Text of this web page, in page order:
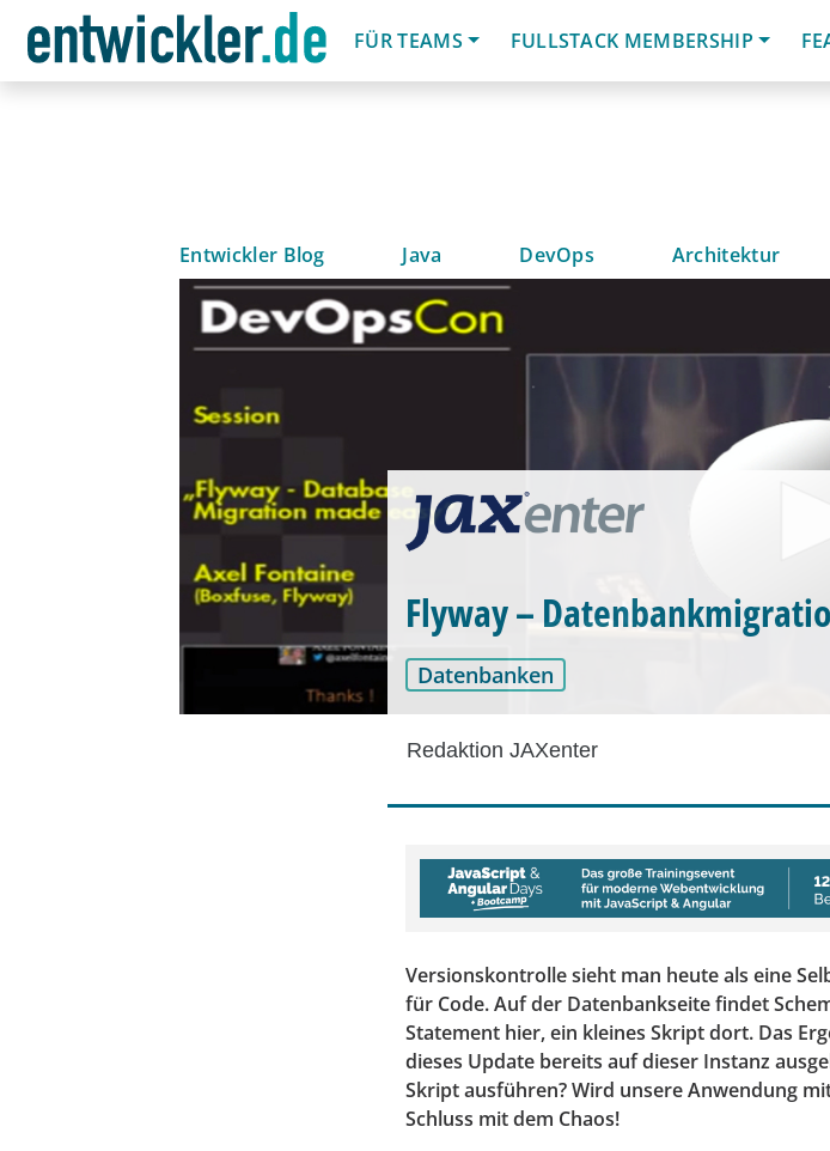
FÜR TEAMS
FULLSTACK MEMBERSHIP
Entwickler Blog Java DevOps Architektur
Flyway –
Datenbanken
Redaktion JAXenter
Versionskontrolle sieht man heute als eine
für Code. Auf der Datenbankseite findet
Statement hier, ein kleines Skript dort. Das
dieses Update bereits auf dieser Instanz
Skript ausführen? Wird unsere Anwendung
Schluss mit dem Chaos!